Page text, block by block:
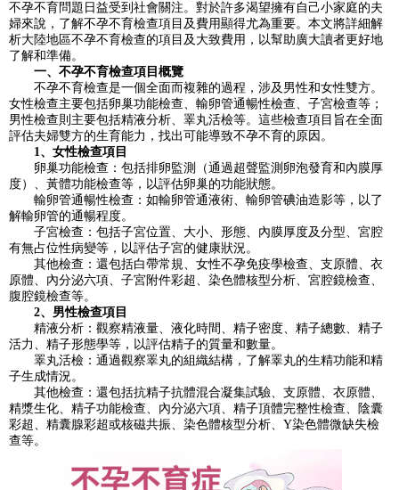
不孕不育問題日益受到社會關注。對於許多渴望擁有自己小家庭的夫
婦來說，了解不孕不育檢查項目及費用顯得尤為重要。本文將詳細解
析大陸地區不孕不育檢查的項目及大致費用，以幫助廣大讀者更好地
了解和準備。
一、不孕不育檢查項目概覽
不孕不育檢查是一個全面而複雜的過程，涉及男性和女性雙方。
女性檢查主要包括卵巢功能檢查、輸卵管通暢性檢查、子宮檢查等；
男性檢查則主要包括精液分析、睪丸活檢等。這些檢查項目旨在全面
評估夫婦雙方的生育能力，找出可能導致不孕不育的原因。
1、女性檢查項目
卵巢功能檢查：包括排卵監測（通過超聲監測卵泡發育和內膜厚
度）、黃體功能檢查等，以評估卵巢的功能狀態。
輸卵管通暢性檢查：如輸卵管通液術、輸卵管碘油造影等，以了
解輸卵管的通暢程度。
子宮檢查：包括子宮位置、大小、形態、內膜厚度及分型、宮腔
有無占位性病變等，以評估子宮的健康狀況。
其他檢查：還包括白帶常規、女性不孕免疫學檢查、支原體、衣
原體、內分泌六項、子宮附件彩超、染色體核型分析、宮腔鏡檢查、
腹腔鏡檢查等。
2、男性檢查項目
精液分析：觀察精液量、液化時間、精子密度、精子總數、精子
活力、精子形態學等，以評估精子的質量和數量。
睪丸活檢：通過觀察睪丸的組織結構，了解睪丸的生精功能和精
子生成情況。
其他檢查：還包括抗精子抗體混合凝集試驗、支原體、衣原體、
精漿生化、精子功能檢查、內分泌六項、精子頂體完整性檢查、陰囊
彩超、精囊腺彩超或核磁共振、染色體核型分析、Y染色體微缺失檢
查等。